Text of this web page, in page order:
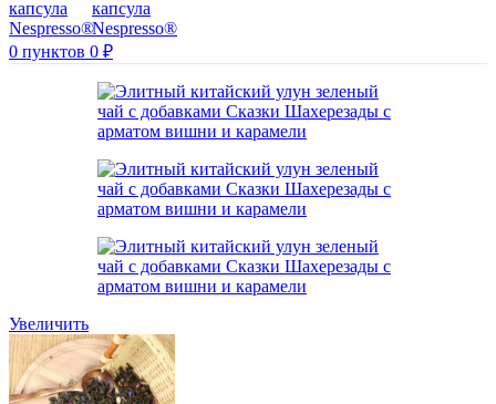
0 пунктов 0 ₽
Увеличить